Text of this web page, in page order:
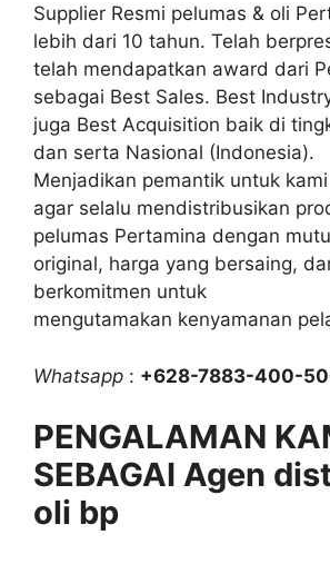
Supplier Resmi pelumas & oli
lebih dari 10 tahun. Telah
telah mendapatkan award dari
sebagai Best Sales. Best
juga Best Acquisition baik di
dan serta Nasional (Indonesia).
Menjadikan pemantik untuk kami
agar selalu mendistribusikan
pelumas Pertamina dengan
original, harga yang bersaing,
berkomitmen untuk
mengutamakan kenyamanan
Whatsapp : +628-7883-400-
PENGALAMAN
SEBAGAI Agen
oli bp